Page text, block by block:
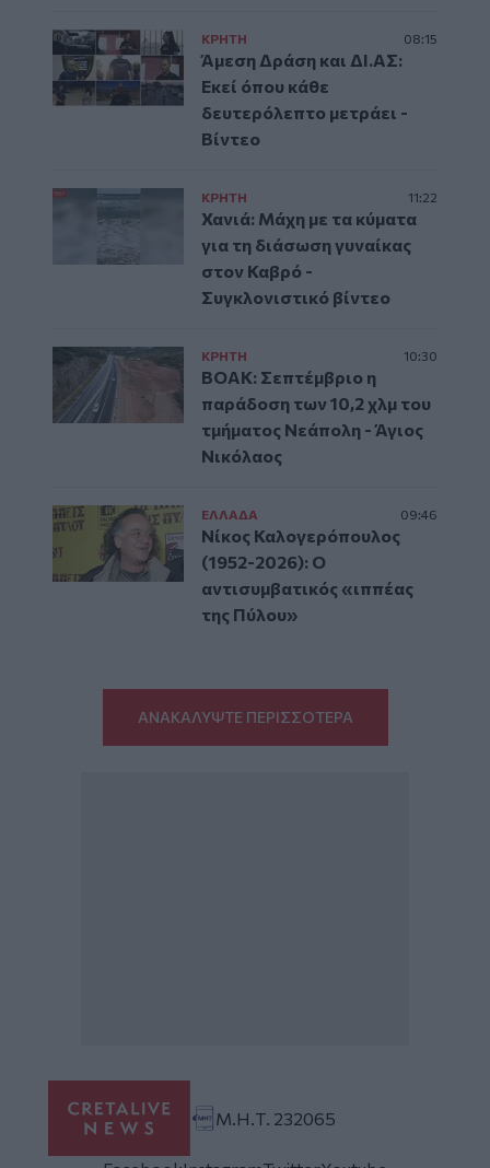
ΚΡΗΤΗ 08:15
Άμεση Δράση και ΔΙ.ΑΣ:
Εκεί όπου κάθε
δευτερόλεπτο μετράει -
Βίντεο
ΚΡΗΤΗ 11:22
Χανιά: Μάχη με τα κύματα
για τη διάσωση γυναίκας
στον Καβρό -
Συγκλονιστικό βίντεο
ΚΡΗΤΗ 10:30
ΒΟΑΚ: Σεπτέμβριο η
παράδοση των 10,2 χλμ του
τμήματος Νεάπολη - Άγιος
Νικόλαος
ΕΛΛAΔΑ 09:46
Νίκος Καλογερόπουλος
(1952-2026): O
αντισυμβατικός «ιππέας
της Πύλου»
ΑΝΑΚΑΛΥΨΤΕ ΠΕΡΙΣΣΟΤΕΡΑ
Μ.Η.Τ. 232065